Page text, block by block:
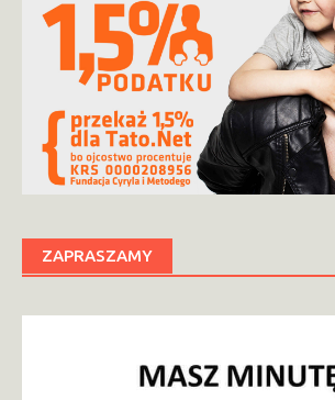
ZAPRASZAMY